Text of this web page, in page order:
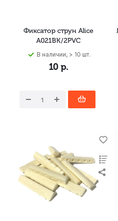
Фиксатор струн Alice
A021BK/2PVC
В наличии, > 10 шт.
10 р.